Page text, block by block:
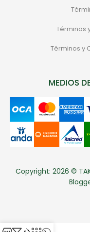
Términos
Términos y
MEDIOS
Copyright: 2026 ©